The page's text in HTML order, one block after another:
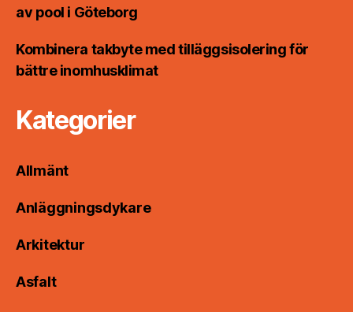
av pool i Göteborg
Kombinera takbyte med tilläggsisolering för
bättre inomhusklimat
Kategorier
Allmänt
Anläggningsdykare
Arkitektur
Asfalt